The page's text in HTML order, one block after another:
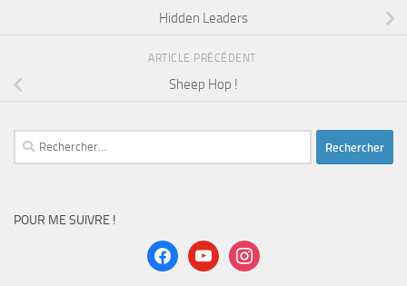
Hidden Leaders
ARTICLE PRÉCÉDENT
Sheep Hop !
Rechercher :
POUR ME SUIVRE !
facebookyoutubeinstagram